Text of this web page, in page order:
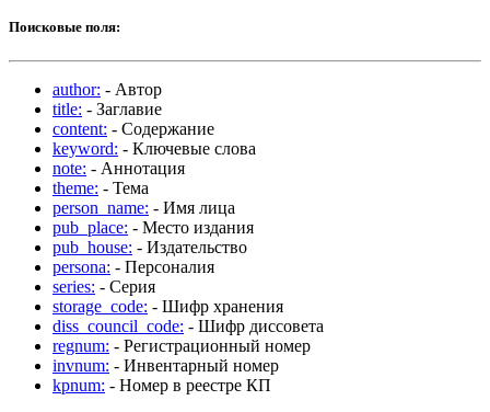
Поисковые поля:
author: - Автор
title: - Заглавие
content: - Содержание
keyword: - Ключевые слова
note: - Аннотация
theme: - Тема
person_name: - Имя лица
pub_place: - Место издания
pub_house: - Издательство
persona: - Персоналия
series: - Серия
storage_code: - Шифр хранения
diss_council_code: - Шифр диссовета
regnum: - Регистрационный номер
invnum: - Инвентарный номер
kpnum: - Номер в реестре КП